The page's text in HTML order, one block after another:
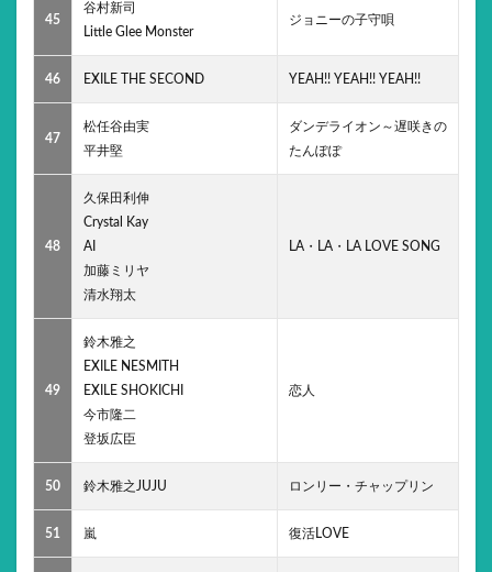
45
谷村新司
Little Glee Monster
ジョニーの子守唄
46 EXILE THE SECOND YEAH!! YEAH!! YEAH!!
47
松任谷由実
平井堅
ダンデライオン～遅咲きの
たんぽぽ
48
久保田利伸
Crystal Kay
AI
加藤ミリヤ
清水翔太
LA・LA・LA LOVE SONG
49
鈴木雅之
EXILE NESMITH
EXILE SHOKICHI
今市隆二
登坂広臣
恋人
50 鈴木雅之JUJU ロンリー・チャップリン
51 嵐 復活LOVE